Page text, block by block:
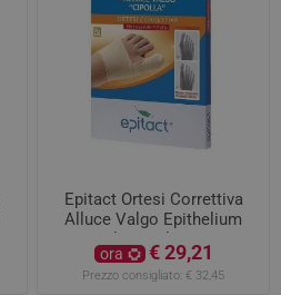
Epitact Ortesi Correttiva
Alluce Valgo Epithelium
Flex Taglia M
ora € 29,21
Prezzo consigliato: € 32,45